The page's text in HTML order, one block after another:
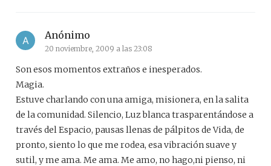
Anónimo
20 noviembre, 2009 a las 23:08
Son esos momentos extraños e inesperados.
Magia.
Estuve charlando con una amiga, misionera, en la salita
de la comunidad. Silencio, Luz blanca trasparentándose a
través del Espacio, pausas llenas de pálpitos de Vida, de
pronto, siento lo que me rodea, esa vibración suave y
sutil, y me ama. Me ama. Me amo, no hago,ni pienso, ni